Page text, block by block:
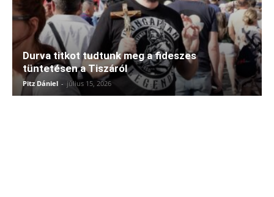
Durva titkot tudtunk meg a fideszes
tüntetésen a Tiszáról
Pitz Dániel - július 15, 2026